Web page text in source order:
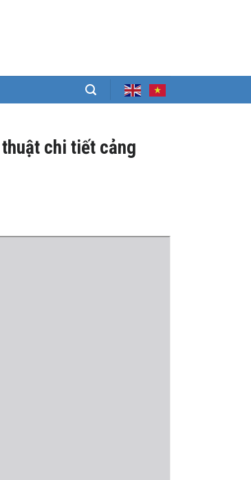
chi tiết cảng